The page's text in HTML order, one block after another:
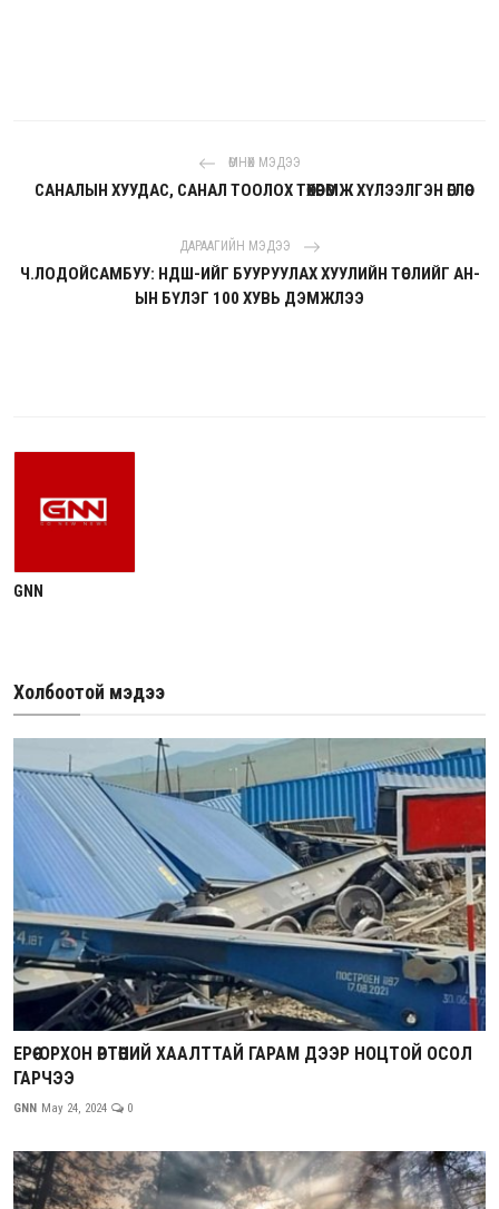
ӨМНӨХ МЭДЭЭ
САНАЛЫН ХУУДАС, САНАЛ ТООЛОХ ТӨХӨӨРӨМЖ ХҮЛЭЭЛГЭН ӨГЛӨӨ
ДАРААГИЙН МЭДЭЭ
Ч.ЛОДОЙСАМБУУ: НДШ-ИЙГ БУУРУУЛАХ ХУУЛИЙН ТӨСЛИЙГ АН-
ЫН БҮЛЭГ 100 ХУВЬ ДЭМЖЛЭЭ
GNN
Холбоотой мэдээ
ЕРӨӨ-ОРХОН ӨРТӨӨНИЙ ХААЛТТАЙ ГАРАМ ДЭЭР НОЦТОЙ ОСОЛ
ГАРЧЭЭ
GNN May 24, 2024 0